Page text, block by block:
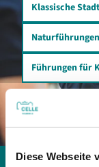
Diese Webseite
Klassische
Naturführungen
Führungen für